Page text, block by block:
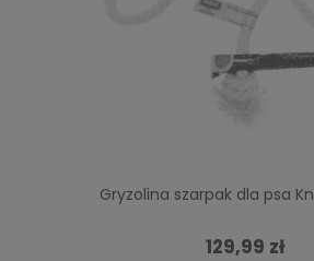
Gryzolina szarpak dla psa
129,99 zł